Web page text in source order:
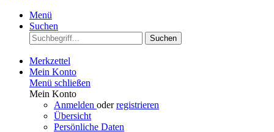
Menü
Suchen
Suchen
Merkzettel
Mein Konto
Menü schließen
Mein Konto
Anmelden oderregistrieren
Übersicht
Persönliche Daten